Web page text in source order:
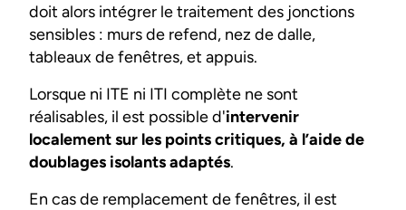
doit alors intégrer le traitement des jonctions
sensibles : murs de refend, nez de dalle,
tableaux de fenêtres, et appuis.
Lorsque ni ITE ni ITI complète ne sont
réalisables, il est possible d'intervenir
localement sur les points critiques, à l’aide de
doublages isolants adaptés.
En cas de remplacement de fenêtres, il est